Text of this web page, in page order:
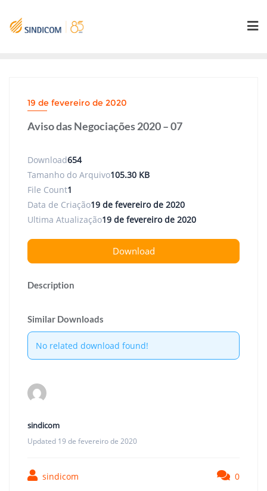
content
19 de fevereiro de 2020
Aviso das Negociações 2020 – 07
Download654
Tamanho do Arquivo105.30 KB
File Count1
Data de Criação19 de fevereiro de 2020
Ultima Atualização19 de fevereiro de 2020
Download
Description
Similar Downloads
No related download found!
sindicom
Updated 19 de fevereiro de 2020
sindicom 0